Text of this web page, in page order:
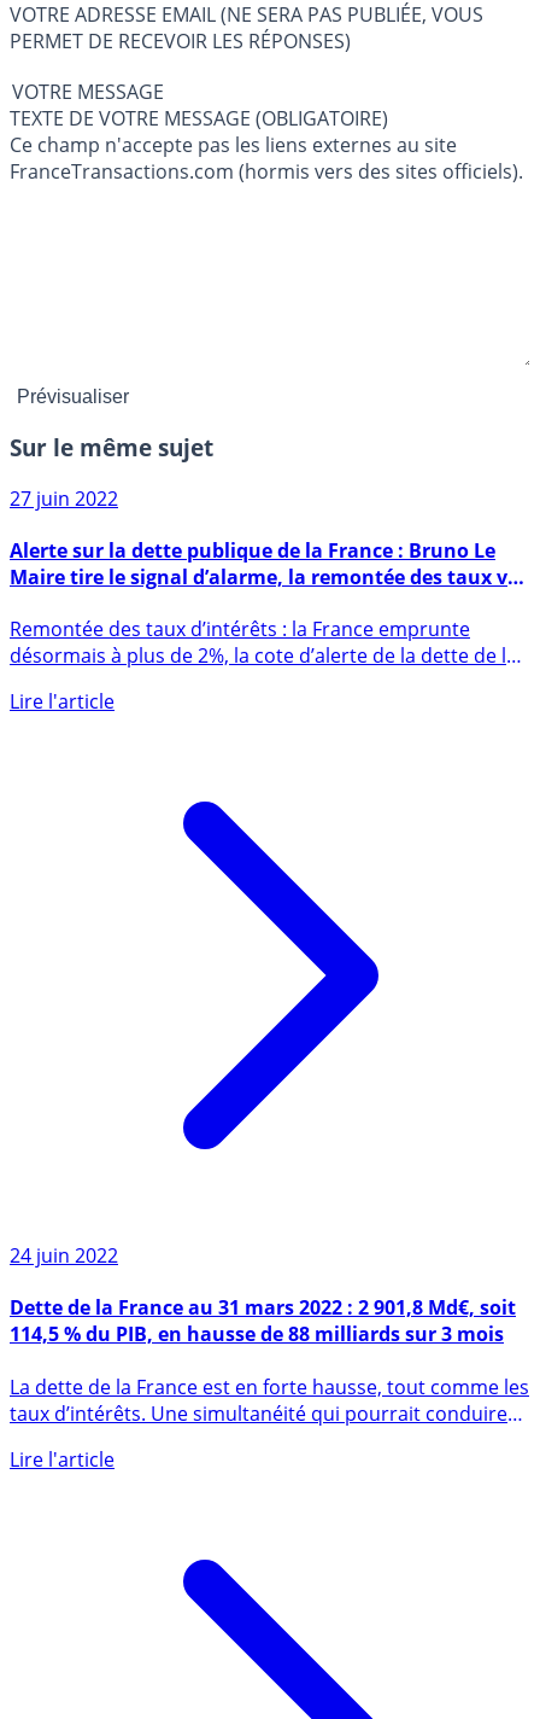
VOTRE ADRESSE EMAIL (NE SERA PAS PUBLIÉE, VOUS
PERMET DE RECEVOIR LES RÉPONSES)
VOTRE MESSAGE
TEXTE DE VOTRE MESSAGE (OBLIGATOIRE)
Ce champ n'accepte pas les liens externes au site
FranceTransactions.com (hormis vers des sites officiels).
Sur le même sujet
27 juin 2022
Maire tire le signal d’alarme, la remontée des taux va
faire mal !
désormais à plus de 2%, la cote d’alerte de la dette de la
24 juin 2022
114,5 % du PIB, en hausse de 88 milliards sur 3 mois
taux d’intérêts. Une simultanéité qui pourrait conduire